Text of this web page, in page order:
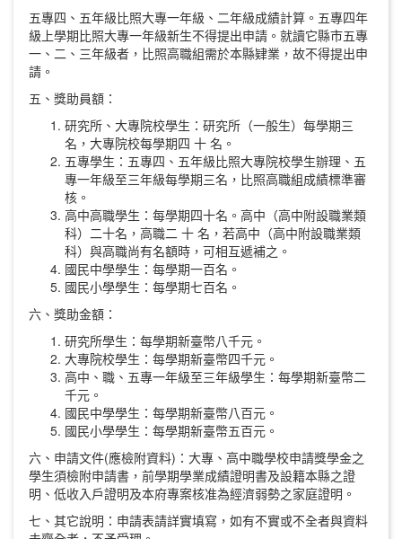
五專四、五年級比照大專一年級、二年級成績計算。五專四年
級上學期比照大專一年級新生不得提出申請。就讀它縣市五專
一、二、三年級者，比照高職組需於本縣肄業，故不得提出申
請。
五、獎助員額：
研究所、大專院校學生：研究所（一般生）每學期三
名，大專院校每學期四 十 名。
五專學生：五專四、五年級比照大專院校學生辦理、五
專一年級至三年級每學期三名，比照高職組成績標準審
核。
高中高職學生：每學期四十名。高中（高中附設職業類
科）二十名，高職二 十 名，若高中（高中附設職業類
科）與高職尚有名額時，可相互遞補之。
國民中學學生：每學期一百名。
國民小學學生：每學期七百名。
六、獎助金額：
研究所學生：每學期新臺幣八千元。
大專院校學生：每學期新臺幣四千元。
高中、職、五專一年級至三年級學生：每學期新臺幣二
千元。
國民中學學生：每學期新臺幣八百元。
國民小學學生：每學期新臺幣五百元。
六、申請文件(應檢附資料)：大專、高中職學校申請獎學金之
學生須檢附申請書，前學期學業成績證明書及設籍本縣之證
明、低收入戶證明及本府專案核准為經濟弱勢之家庭證明。
七、其它說明：申請表請詳實填寫，如有不實或不全者與資料